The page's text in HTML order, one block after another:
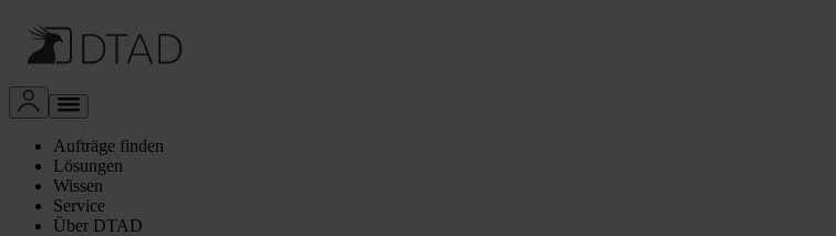
Aufträge finden
Lösungen
Wissen
Service
Über DTAD